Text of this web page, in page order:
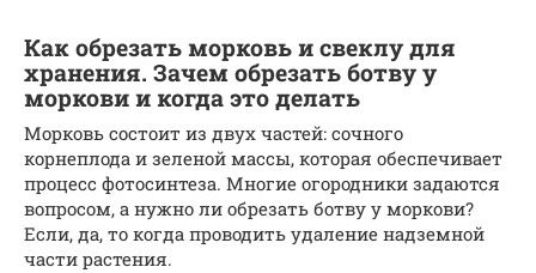
Как обрезать морковь и свеклу для
хранения. Зачем обрезать ботву у
моркови и когда это делать
Морковь состоит из двух частей: сочного
корнеплода и зеленой массы, которая обеспечивает
процесс фотосинтеза. Многие огородники задаются
вопросом, а нужно ли обрезать ботву у моркови?
Если, да, то когда проводить удаление надземной
части растения.